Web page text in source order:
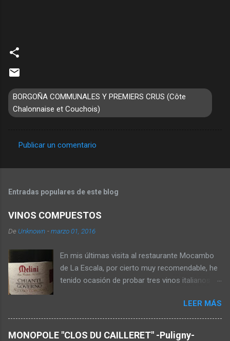
BORGOÑA COMMUNALES Y PREMIERS CRUS (Côte
Chalonnaise et Couchois)
o
n
t
i
o
Publicar un comentario
Entradas populares de este blog
VINOS COMPUESTOS
De Unknown -marzo 01, 2016
En mis últimas visita al restaurante Mocambo
de La Escala, por cierto muy recomendable, he
tenido ocasión de probar tres vinos italianos
tres formas distintas, consiste en mejorar o
enriquecer vinos de uvas menos nobles o más
sencillos con lías de otras uvas ya
LEER MÁS
MONOPOLE "CLOS DU CAILLERET" -Puligny-